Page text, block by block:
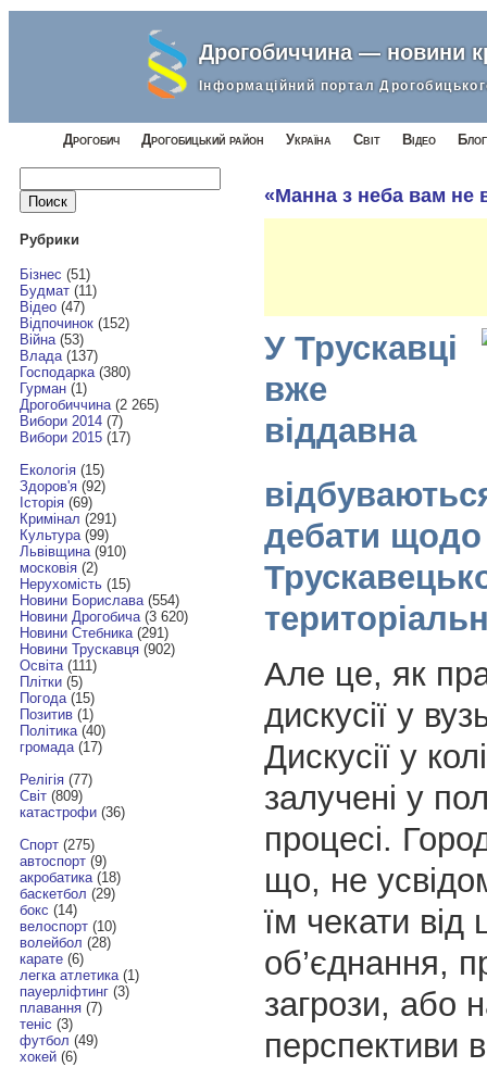
Дрогобиччина — новини
Інформаційний портал
Дрогобич Дрогобицький район Україна Світ Відео
Найти:
Рубрики
Бізнес (51)
Будмат(11)
Відео(47)
Відпочинок(152)
Війна(53)
Влада(137)
Господарка(380)
Гурман(1)
Дрогобиччина(2 265)
Вибори 2014(7)
Вибори 2015(17)
Екологія(15)
Здоров'я(92)
Історія(69)
Кримінал (291)
Культура(99)
Львівщина(910)
московія(2)
Нерухомість(15)
Новини Борислава(554)
Новини Дрогобича(3 620)
Новини Стебника(291)
Новини Трускавця(902)
Освіта(111)
Плітки(5)
Погода(15)
Позитив(1)
Політика(40)
громада(17)
Релігія(77)
Світ(809)
катастрофи(36)
Спорт(275)
автоспорт(9)
акробатика(18)
баскетбол (29)
бокс (14)
велоспорт(10)
волейбол (28)
карате(6)
легка атлетика(1)
пауерліфтинг(3)
плавання(7)
теніс (3)
футбол (49)
хокей(6)
«Манна з неба вам не
У Трускавці
вже
віддавна
дебати щодо
Але це, як
дискусії у
Дискусії у
залучені у
процесі.
що, не
їм чекати від
об’єднання,
загрози, або
перспективи